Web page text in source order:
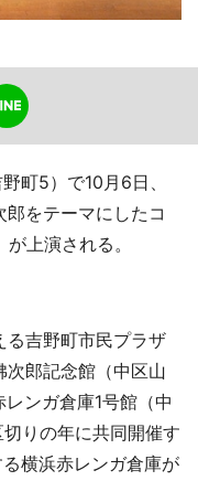
町5）で10月6日、
をテーマにしたコ
上演される。
吉野町市民プラザ
郎記念館（中区山
ンガ倉庫1号館（中
りの年に共同開催す
横浜赤レンガ倉庫が